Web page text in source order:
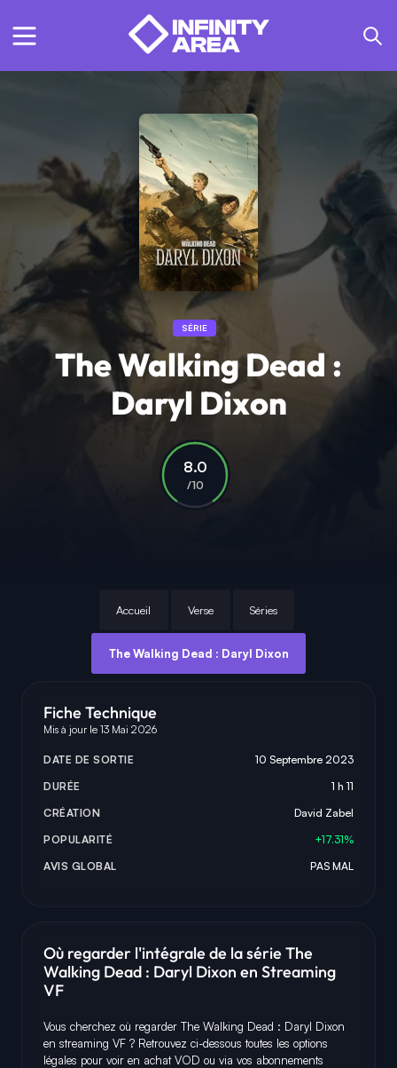
SÉRIE
The Walking Dead :
Daryl Dixon
8.0
/10
Accueil Verse Séries
The Walking Dead : Daryl Dixon
Fiche Technique
Mis à jour le 13 Mai 2026
DATE DE SORTIE
10 Septembre 2023
DURÉE
1 h 11
CRÉATION
David Zabel
POPULARITÉ
+17.31%
AVIS GLOBAL
PAS MAL
Où regarder l'intégrale de la série The
Walking Dead : Daryl Dixon en Streaming
VF
Vous cherchez où regarder The Walking Dead : Daryl Dixon
en streaming VF ? Retrouvez ci-dessous toutes les options
légales pour voir en achat VOD ou via vos abonnements